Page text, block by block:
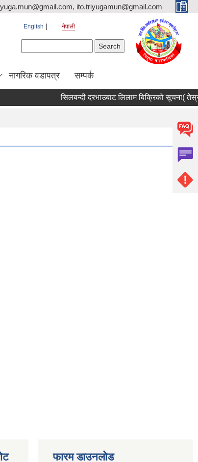
ito.triyugamun@gmail.com
English नेपाली
नागरिक वडापत्र सम्पर्क
सिलबन्दी दरभाउबाट लिलाम बिक्रिको सूचना( तेस्रो
फारम डाउनलोड